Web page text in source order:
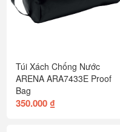
Túi Xách Chống Nước
ARENA ARA7433E Proof
Bag
350.000 ₫